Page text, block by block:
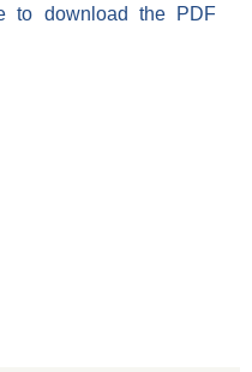
to download the PDF